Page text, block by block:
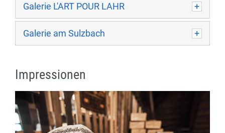
Galerie L'ART POUR LAHR
Galerie am Sulzbach
Impressionen